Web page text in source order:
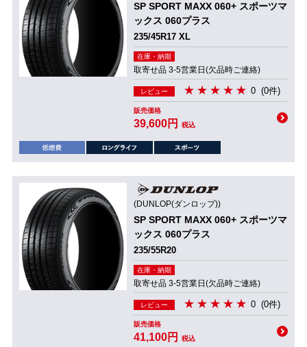
SP SPORT MAXX 060+ スポーツマ
ックス 060プラス
235/45R17 XL
在庫・納期
取寄せ品 3-5営業日(欠品時ご連絡)
レビュー 0 (0件)
販売価格
39,600円 税込
(DUNLOP(ダンロップ))
SP SPORT MAXX 060+ スポーツマ
ックス 060プラス
235/55R20
在庫・納期
取寄せ品 3-5営業日(欠品時ご連絡)
レビュー 0 (0件)
販売価格
41,100円 税込